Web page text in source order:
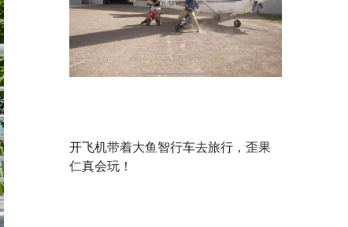
开飞机带着大鱼智行车去旅行，歪果
仁真会玩！